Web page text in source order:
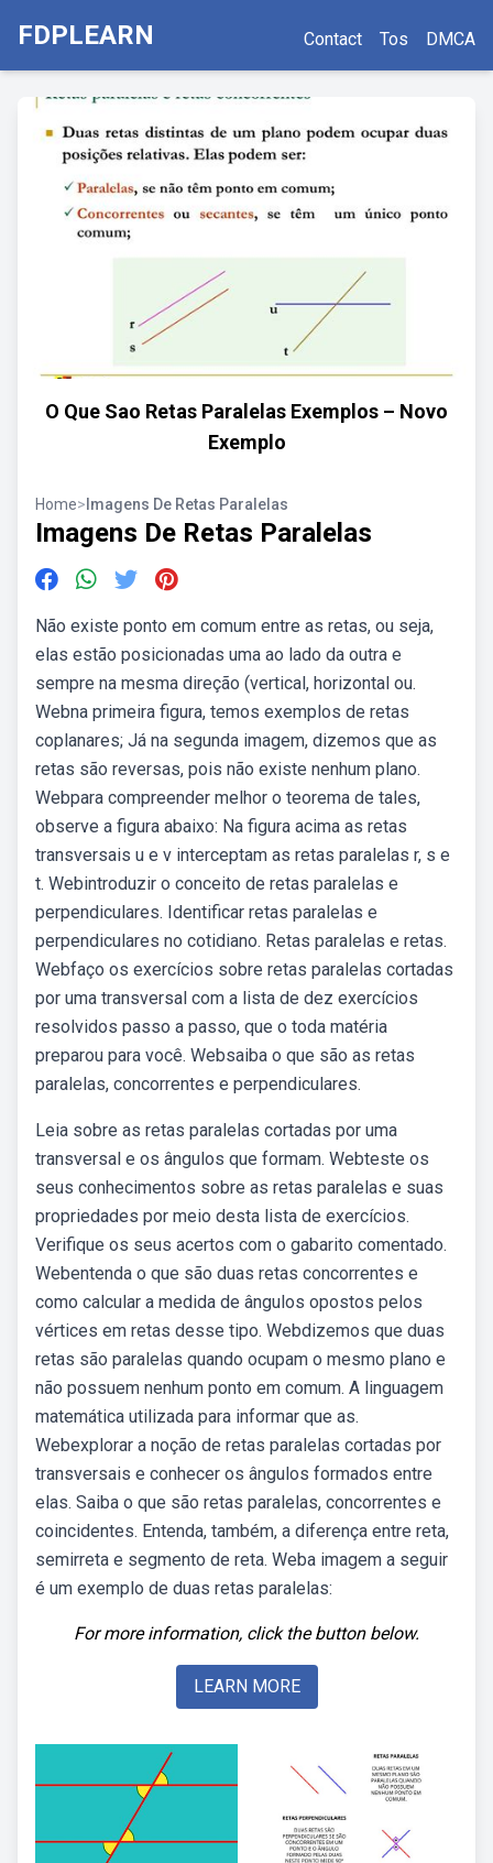
FDPLEARN Contact Tos DMCA
O Que Sao Retas Paralelas Exemplos – Novo
Exemplo
Home> Imagens De Retas Paralelas
Imagens De Retas Paralelas
Não existe ponto em comum entre as retas, ou seja,
elas estão posicionadas uma ao lado da outra e
sempre na mesma direção (vertical, horizontal ou.
Webna primeira figura, temos exemplos de retas
coplanares; Já na segunda imagem, dizemos que as
retas são reversas, pois não existe nenhum plano.
Webpara compreender melhor o teorema de tales,
observe a figura abaixo: Na figura acima as retas
transversais u e v interceptam as retas paralelas r, s e
t. Webintroduzir o conceito de retas paralelas e
perpendiculares. Identificar retas paralelas e
perpendiculares no cotidiano. Retas paralelas e retas.
Webfaço os exercícios sobre retas paralelas cortadas
por uma transversal com a lista de dez exercícios
resolvidos passo a passo, que o toda matéria
preparou para você. Websaiba o que são as retas
paralelas, concorrentes e perpendiculares.
Leia sobre as retas paralelas cortadas por uma
transversal e os ângulos que formam. Webteste os
seus conhecimentos sobre as retas paralelas e suas
propriedades por meio desta lista de exercícios.
Verifique os seus acertos com o gabarito comentado.
Webentenda o que são duas retas concorrentes e
como calcular a medida de ângulos opostos pelos
vértices em retas desse tipo. Webdizemos que duas
retas são paralelas quando ocupam o mesmo plano e
não possuem nenhum ponto em comum. A linguagem
matemática utilizada para informar que as.
Webexplorar a noção de retas paralelas cortadas por
transversais e conhecer os ângulos formados entre
elas. Saiba o que são retas paralelas, concorrentes e
coincidentes. Entenda, também, a diferença entre reta,
semirreta e segmento de reta. Weba imagem a seguir
é um exemplo de duas retas paralelas:
For more information, click the button below.
LEARN MORE